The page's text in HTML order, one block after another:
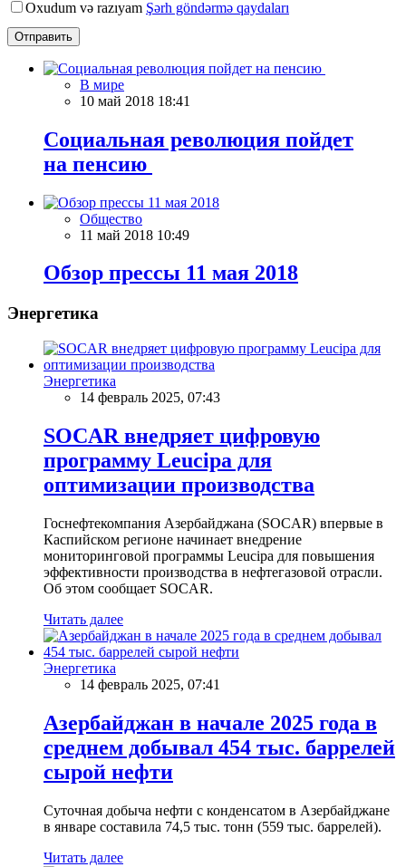
Oxudum və razıyam Şərh göndərmə qaydaları
Отправить
В мире
10 май 2018 18:41
Социальная революция пойдет
на пенсию
Общество
11 май 2018 10:49
Обзор прессы 11 мая 2018
Энергетика
Энергетика
14 февраль 2025, 07:43
SOCAR внедряет цифровую
программу Leucipa для
оптимизации производства
Госнефтекомпания Азербайджана (SOCAR) впервые в
Каспийском регионе начинает внедрение
мониторинговой программы Leucipa для повышения
эффективности производства в нефтегазовой отрасли.
Об этом сообщает SOCAR.
Читать далее
Энергетика
14 февраль 2025, 07:41
Азербайджан в начале 2025 года в
среднем добывал 454 тыс. баррелей
сырой нефти
Суточная добыча нефти с конденсатом в Азербайджане
в январе составила 74,5 тыс. тонн (559 тыс. баррелей).
Читать далее